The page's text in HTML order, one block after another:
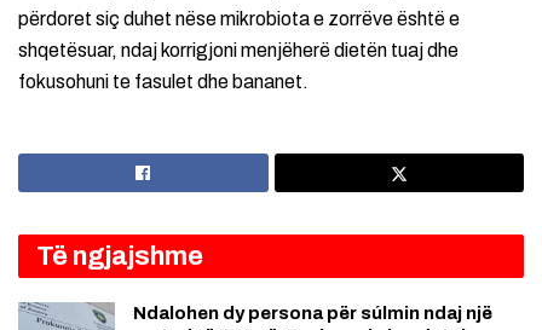
përdoret siç duhet nëse mikrobiota e zorrëve është e
shqetësuar, ndaj korrigjoni menjëherë dietën tuaj dhe
fokusohuni te fasulet dhe bananet.
Të ngjajshme
Ndalohen dy persona për súlmin ndaj një